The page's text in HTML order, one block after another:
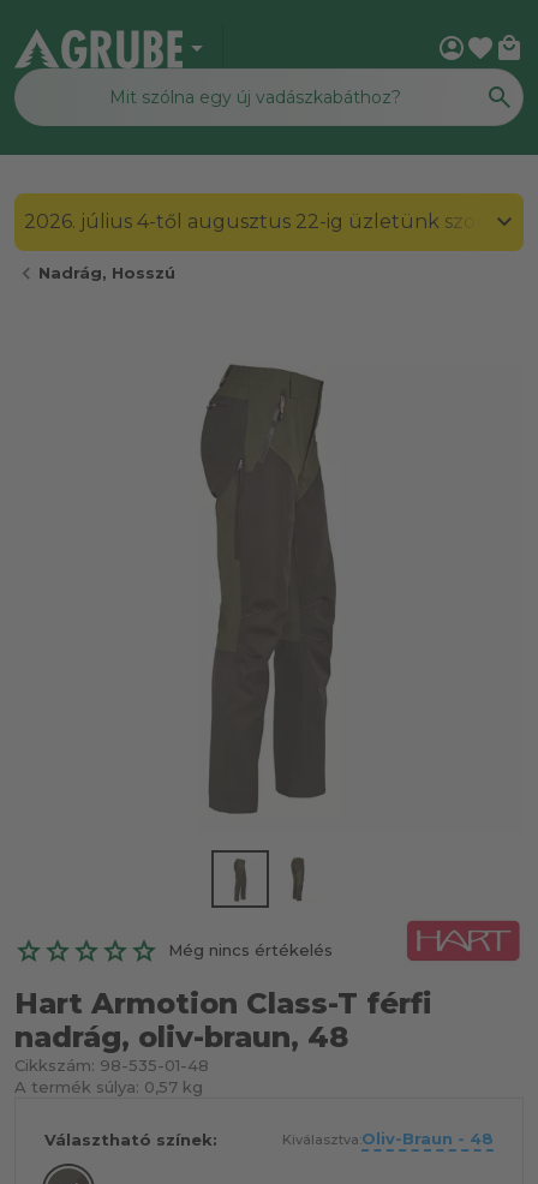
arrow_drop_down account_circlefavorite local_mall
2026. július 4-től augusztus 22-ig üzletünk
chevron_left Nadrág, Hosszú
Még nincs értékelés
Hart Armotion Class-T férfi
nadrág, oliv-braun, 48
Cikkszám: 98-535-01-48
A termék súlya: 0,57 kg
Választható színek: Kiválasztva:Oliv-Braun - 48